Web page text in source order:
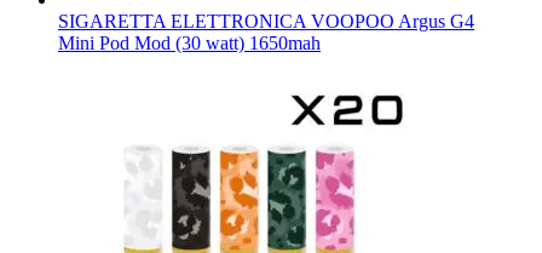
SIGARETTA ELETTRONICA VOOPOO Argus G4
Mini Pod Mod (30 watt) 1650mah